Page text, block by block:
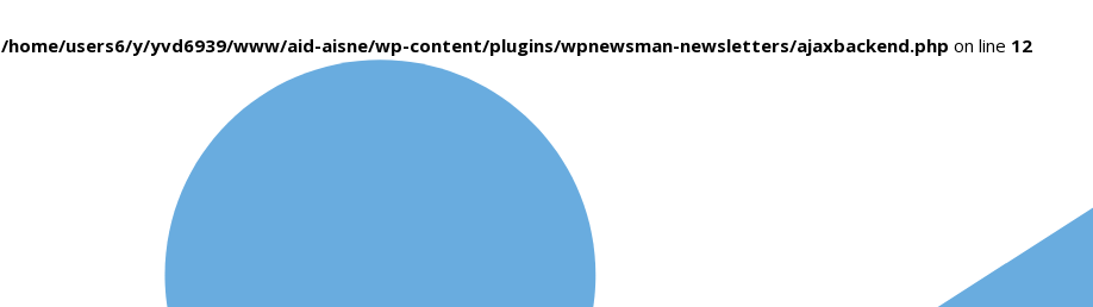
/home/users6/y/yvd6939/www/aid-aisne/wp-content/plugins/wpnewsman-newsletters/ajaxbackend.php on line 12